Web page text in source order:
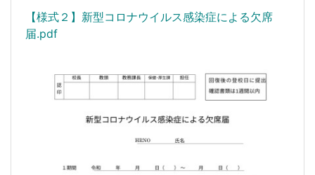
【様式２】新型コロナウイルス感染症による欠席
届.pdf